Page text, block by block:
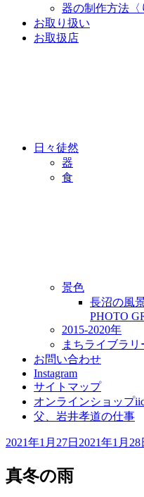
器の制作方法〈
お取り扱い
お取扱店
日々徒然
器
食
景色
長沼の風
PHOTO
2015-2020年
まちライブラ
お問い合わせ
Instagram
サイトマップ
オンラインショップ
父、岩井孝道の仕事
投
日:
2021年1月27日 2021年1月28
真冬の雨